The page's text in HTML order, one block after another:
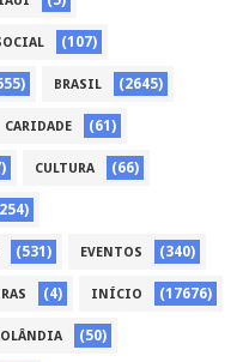
(107)
BRASIL (2645)
CARIDADE (61)
CULTURA (66)
(531) EVENTOS (340)
(4) INÍCIO (17676)
(50)